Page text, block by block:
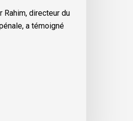
Rahim, directeur du
a témoigné